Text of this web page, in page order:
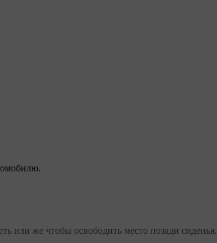
или же чтобы освободить место позади сиденья.